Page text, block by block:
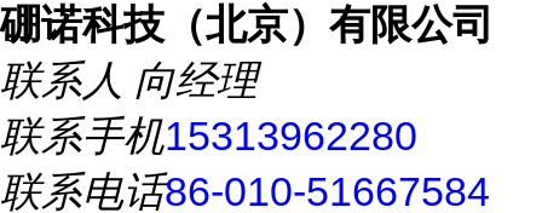
硼诺科技（北京）有限公司
联系人 向经理
联系手机15313962280
联系电话86-010-51667584